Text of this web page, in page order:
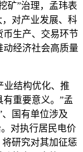
”治理，孟玮表
对产业发展、科
币生产、交易环节
动经济社会高质量
结构优化、推
重要意义。”孟
国有单位涉及
对执行居民电价
研究对其加征惩